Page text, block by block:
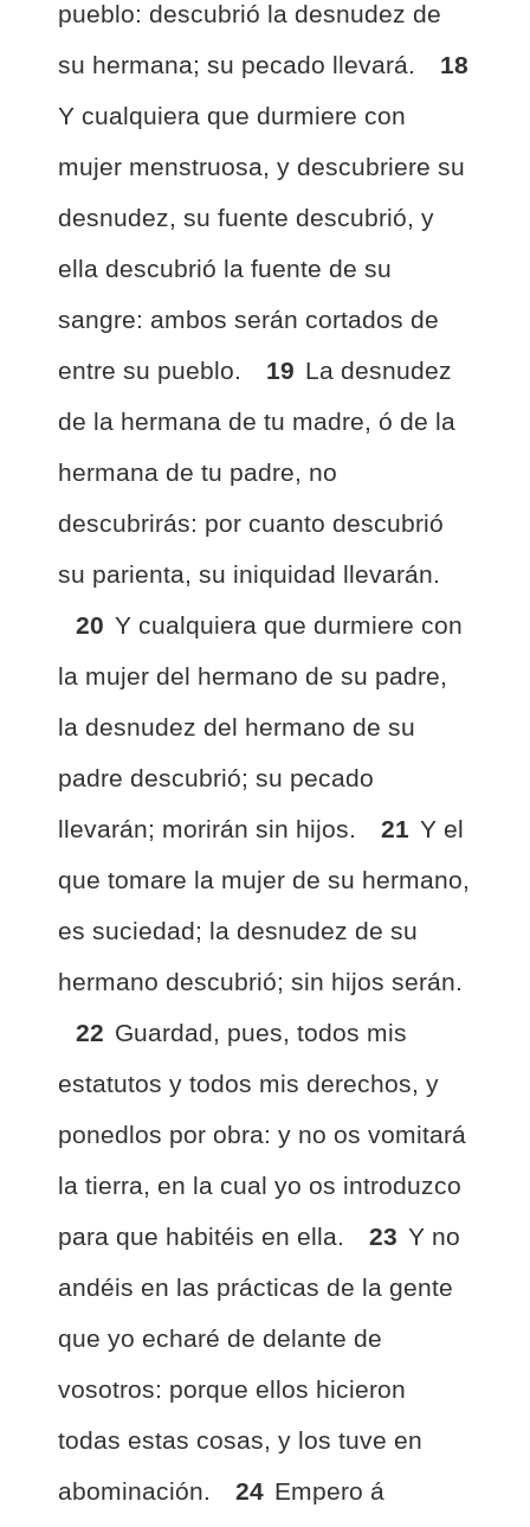
pueblo: descubrió la desnudez de
su hermana; su pecado llevará.
18
Y cualquiera que durmiere con
mujer menstruosa, y descubriere su
desnudez, su fuente descubrió, y
ella descubrió la fuente de su
sangre: ambos serán cortados de
entre su pueblo.
19 La desnudez
de la hermana de tu madre, ó de la
hermana de tu padre, no
descubrirás: por cuanto descubrió
su parienta, su iniquidad llevarán.
20 Y cualquiera que durmiere con
la mujer del hermano de su padre,
la desnudez del hermano de su
padre descubrió; su pecado
llevarán; morirán sin hijos.
21 Y el
que tomare la mujer de su hermano,
es suciedad; la desnudez de su
hermano descubrió; sin hijos serán.
22 Guardad, pues, todos mis
estatutos y todos mis derechos, y
ponedlos por obra: y no os vomitará
la tierra, en la cual yo os introduzco
para que habitéis en ella.
23 Y no
andéis en las prácticas de la gente
que yo echaré de delante de
vosotros: porque ellos hicieron
todas estas cosas, y los tuve en
abominación.
24 Empero á